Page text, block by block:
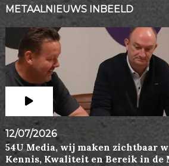
METAALNIEUWS INBEELD
12/07/2026
54U Media, wij maken zichtbaar
Kennis, Kwaliteit en Bereik in de